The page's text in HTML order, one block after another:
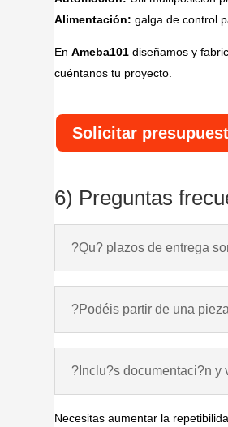
Alimentación: galga de control
EnAmeba101 diseñamos y
cuéntanos tu proyecto.
Solicitar
6) Preguntas
?Qu? plazos de entrega
?Podéis partir de una
?Inclu?s documentaci?n y
Necesitas aumentar la